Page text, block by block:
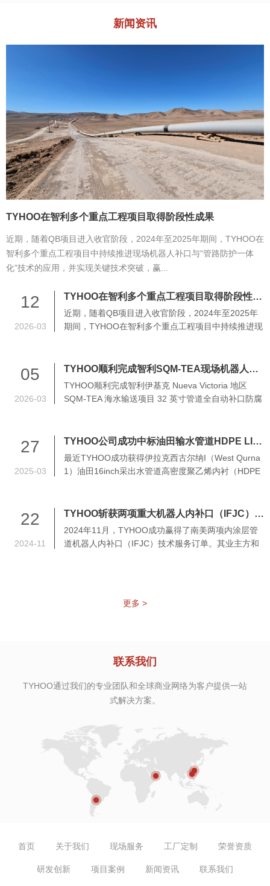
新闻资讯
TYHOO在智利多个重点工程项目取得阶段性成果
近期，随着QB项目进入收官阶段，2024年至2025年期间，TYHOO在
智利多个重点工程项目中持续推进现场机器人补口与“管路防护一体
化”技术的应用，并实现关键技术突破，赢...
12
2026-03
TYHOO在智利多个重点工程项目取得阶段性成果
近期，随着QB项目进入收官阶段，2024年至2025年
期间，TYHOO在智利多个重点工程项目中持续推进现
05
2026-03
TYHOO顺利完成智利SQM-TEA现场机器人补口项目
TYHOO顺利完成智利伊基克 Nueva Victoria 地区
SQM-TEA 海水输送项目 32 英寸管道全自动补口防腐
27
2025-03
TYHOO公司成功中标油田输水管道HDPE LINING项目
最近TYHOO成功获得伊拉克西古尔纳I（West Qurna
1）油田16inch采出水管道高密度聚乙烯内衬（HDPE
胀弯安装，施工难度大。TYHOO严谨的方案设计及合
理的施工组织计划，获得了甲方的充分认可。该项目
工作范围主要包括：HDPE LINING设计、配套材料采
购、现场安装和测试等。
22
2024-11
TYHOO斩获两项重大机器人内补口（IFJC）订单
2024年11月，TYHOO成功赢得了南美两项内涂层管
道机器人内补口（IFJC）技术服务订单。其业主方和
更多 >
联系我们
TYHOO通过我们的专业团队和全球商业网络为客户提供一站
式解决方案。
首页 关于我们 现场服务 工厂定制 荣誉资质
研发创新 项目案例 新闻资讯 联系我们